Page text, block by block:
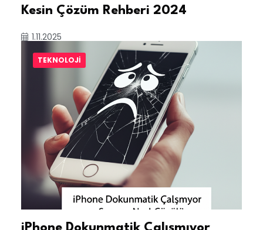
Kesin Çözüm Rehberi 2024
1.11.2025
TEKNOLOJI